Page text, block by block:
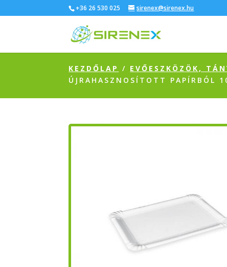
+36 26 530 025 sirenex@sirenex.hu
KEZDŐLAP / EVŐESZKÖZÖK,
ÚJRAHASZNOSÍTOTT PAPÍRBÓL